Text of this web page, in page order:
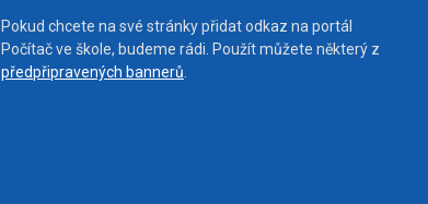
Pokud chcete na své stránky přidat odkaz na portál
Počítač ve škole, budeme rádi. Použít můžete některý z
předpřipravených bannerů